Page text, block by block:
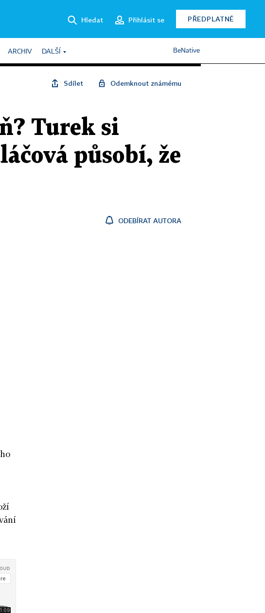
Hledat Přihlásit se PŘEDPLATNÉ
ARCHIV DALŠÍ BeNative
Sdílet Odemknout známému
Turek si
působí, že
ODEBÍRAT AUTORA